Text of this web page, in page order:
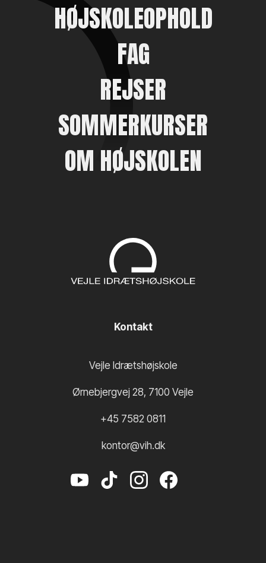
Kontakt
Vejle Idrætshøjskole
Ørnebjergvej 28, 7100 Vejle
+45 7582 0811
kontor@vih.dk
HØJSKOLEOPHOLD
FAG
REJSER
SOMMERKURSER
OM HØJSKOLEN